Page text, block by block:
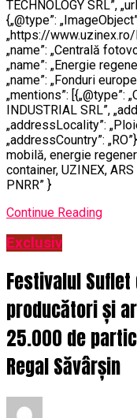
TECHNOLOGY SRL”,
{„@type”:
„https://www.uzinex.ro/
„name”: „Centrală
„name”: „Energie
„name”: „Fonduri
„mentions”: [{„@type”:
INDUSTRIAL SRL”,
„addressLocality”:
„addressCountry”:
mobilă, energie
container, UZINEX,
PNRR” }
Continue Reading
Exclusiv
Festivalul Suflet
producători și
25.000 de
Regal Săvârșin